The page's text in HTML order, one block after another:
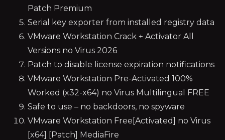
Patch Premium
Serial key exporter from installed registry data
VMware Workstation Crack + Activator All
Versions no Virus 2026
Patch to disable license expiration notifications
VMware Workstation Pre-Activated 100%
Worked (x32-x64) no Virus Multilingual FREE
Safe to use – no backdoors, no spyware
VMware Workstation Free[Activated] no Virus
[x64] [Patch] MediaFire